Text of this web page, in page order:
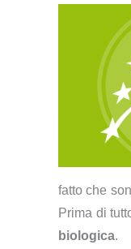
fatto che
Prima di
biologica.